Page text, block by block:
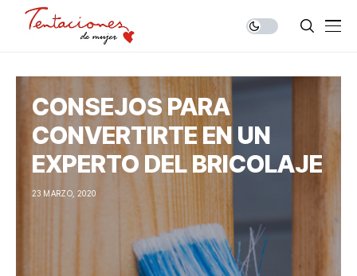
CONSEJOS PARA
CONVERTIRTE EN UN
EXPERTO DEL BRICOLAJE
23 MARZO, 2020